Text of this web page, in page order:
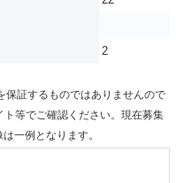
2
証するものではありませんので
等でご確認ください。現在募集
一例となります。